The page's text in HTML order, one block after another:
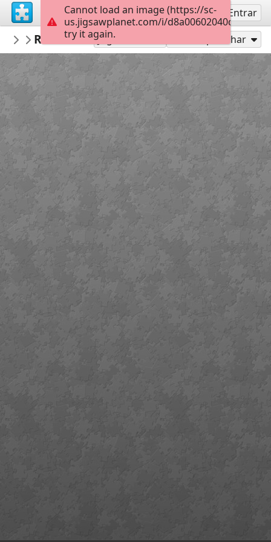
Inscreva-se Entrar
AdabiMx
Caligrafía
Receta de Bacalao a la Vizcaína,
Jogar como Compartilhar
Cannot load an image (https://sc-
us.jigsawplanet.com/i/
try it again.